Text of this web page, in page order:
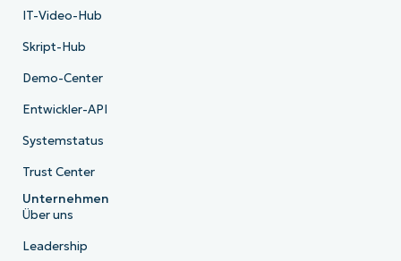
IT-Video-Hub
Skript-Hub
Demo-Center
Entwickler-API
Systemstatus
Trust Center
Unternehmen
Über uns
Leadership